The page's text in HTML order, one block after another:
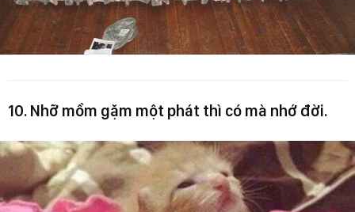
10. Nhỡ mồm gặm một phát thì có mà nhớ đời.